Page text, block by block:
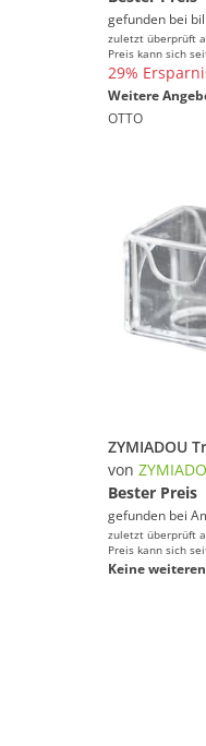
gefunden bei
zuletzt überprüft
Preis kann sich
29%
Weitere
OTTO
von
Bester Preis
gefunden bei
zuletzt überprüft
Preis kann sich
Keine